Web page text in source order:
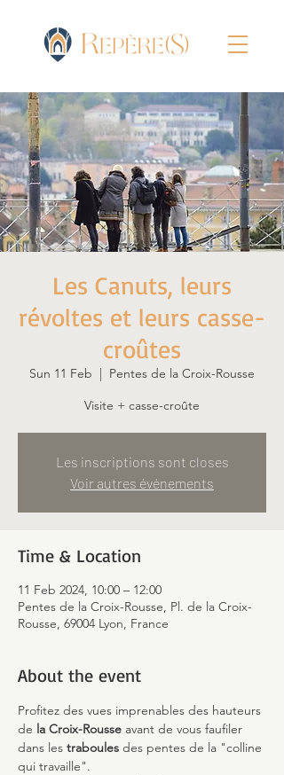
Les Canuts, leurs
révoltes et leurs casse-
croûtes
Sun 11 Feb
  |
Pentes de la Croix-Rousse
Visite + casse-croûte
Les inscriptions sont closes
Voir autres événements
Time & Location
11 Feb 2024, 10:00 – 12:00
Pentes de la Croix-Rousse, Pl. de la Croix-
Rousse, 69004 Lyon, France
About the event
Profitez des vues imprenables des hauteurs
de la Croix-Rousse avant de vous faufiler
dans les traboules des pentes de la "colline
qui travaille".